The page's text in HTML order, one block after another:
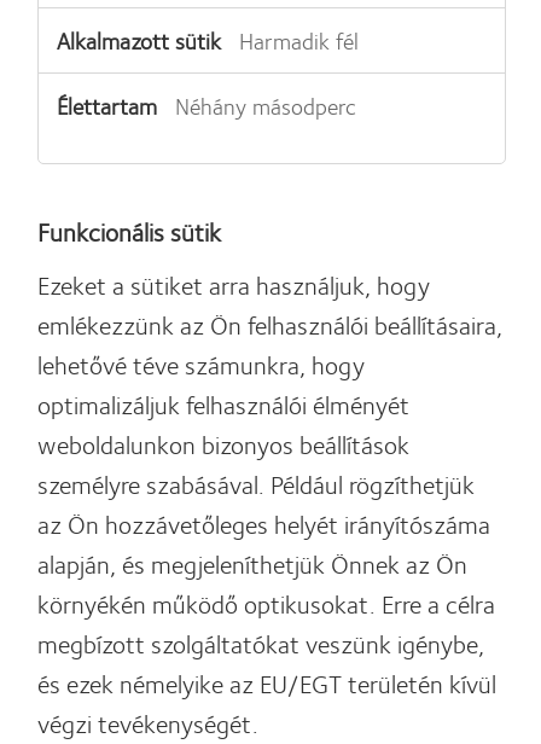
Harmadik fél
Néhány másodperc
Funkcionális sütik
Ezeket a sütiket arra használjuk, hogy
emlékezzünk az Ön felhasználói beállításaira,
lehetővé téve számunkra, hogy
optimalizáljuk felhasználói élményét
weboldalunkon bizonyos beállítások
személyre szabásával. Például rögzíthetjük
az Ön hozzávetőleges helyét irányítószáma
alapján, és megjeleníthetjük Önnek az Ön
környékén működő optikusokat. Erre a célra
megbízott szolgáltatókat veszünk igénybe,
és ezek némelyike az EU/EGT területén kívül
végzi tevékenységét.